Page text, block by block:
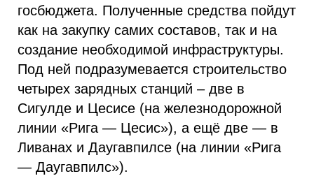
госбюджета. Полученные средства пойдут
как на закупку самих составов, так и на
создание необходимой инфраструктуры.
Под ней подразумевается строительство
четырех зарядных станций – две в
Сигулде и Цесисе (на железнодорожной
линии «Рига — Цесис»), а ещё две — в
Ливанах и Даугавпилсе (на линии «Рига
— Даугавпилс»).